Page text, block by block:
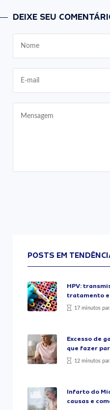
DEIXE SEU
POSTS EM
HPV:
tratamento e
17 minutos
Excesso de
que fazer
12 minutos
Infarto do
causas e